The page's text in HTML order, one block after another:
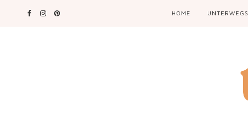
HOME UNTERWEGS